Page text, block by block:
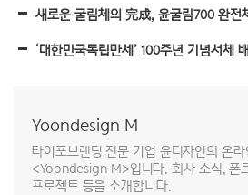
새로운 굴림체의 完成, 윤굴림700 완전
‘대한민국독립만세’ 100주년 기념서체
Yoondesign M
타이포브랜딩 전문 기업 윤디자인의 온라
<Yoondesign M>입니다. 회사 소식, 폰
프로젝트 등을 소개합니다.